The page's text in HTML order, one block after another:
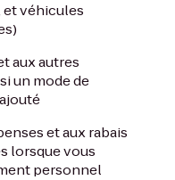
et véhicules
aux autres
un mode de
et aux rabais
lorsque vous
personnel